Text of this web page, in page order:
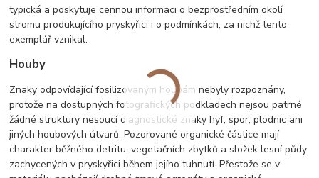
typická a poskytuje cennou informaci o bezprostředním okolí
stromu produkujícího pryskyřici i o podmínkách, za nichž tento
exemplář vznikal.
Houby
Znaky odpovídající fosilizovaným houbám nebyly rozpoznány,
protože na dostupných fotografických podkladech nejsou patrné
žádné struktury nesoucí diagnostické znaky hyf, spor, plodnic ani
jiných houbových útvarů. Pozorované organické částice mají
charakter běžného detritu, vegetačních zbytků a složek lesní půdy
zachycených v pryskyřici během jejího tuhnutí. Přestože se v